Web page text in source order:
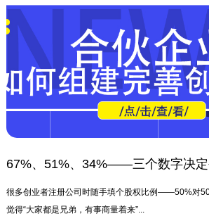
67%、51%、34%——三个数字决
很多创业者注册公司时随手填个股权比例——50%对
觉得“大家都是兄弟，有事商量着来”...